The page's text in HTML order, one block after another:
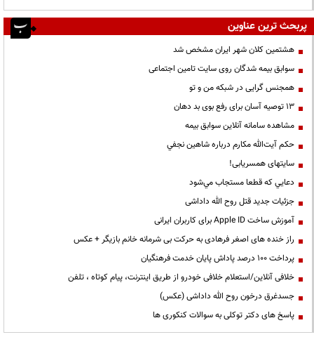
پربحث ترین عناوین
هشتمین کلان شهر ایران مشخص شد
سوابق بیمه شدگان روی سایت تامین اجتماعی
همجنس گرایی در شبکه من و تو
13 توصیه آسان برای رفع بوی بد دهان
مشاهده سامانه آنلاين سوابق بیمه
حكم آيت‌الله مكارم درباره شاهين نجفي
سایتهای همسریابی!
دعايي كه قطعا مستجاب مي‌شود
جزئیات جدید قتل روح الله داداشی
آموزش ساخت Apple ID برای کاربران ایرانی
راز خنده های اصغر فرهادی به حرکت بی شرمانه خانم بازیگر + عکس
پرداخت ۱۰۰ درصد پاداش پایان خدمت فرهنگیان
خلافی آنلاین/استعلام خلافی خودرو از طریق اینترنت، پیام کوتاه ، تلفن
جسدغرق درخون روح الله داداشی (عکس)
پاسخ های دکتر توکلی به سوالات کنکوری ها